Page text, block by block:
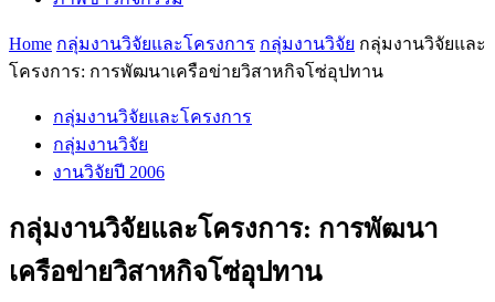
Home กลุ่มงานวิจัยและโครงการ กลุ่มงานวิจัย กลุ่มงานวิจัยและ
โครงการ: การพัฒนาเครือข่ายวิสาหกิจโซ่อุปทาน
กลุ่มงานวิจัยและโครงการ
กลุ่มงานวิจัย
งานวิจัยปี 2006
กลุ่มงานวิจัยและโครงการ: การพัฒนา
เครือข่ายวิสาหกิจโซ่อุปทาน